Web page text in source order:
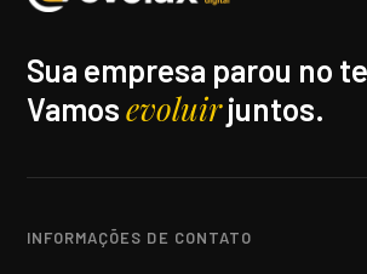
Sua empresa parou no
Vamosevoluirjuntos.
INFORMAÇÕES DE CONTATO